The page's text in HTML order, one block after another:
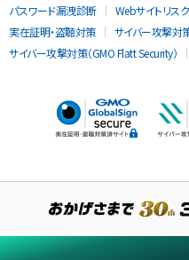
パスワード漏洩診断
Webサイトリス
実在証明・盗聴対策
サイバー攻撃対
サイバー攻撃対策（GMO Flatt Security）
当ウェブサイトでは、サービ